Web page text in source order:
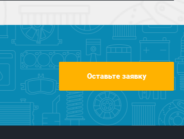
Оставьте заявку